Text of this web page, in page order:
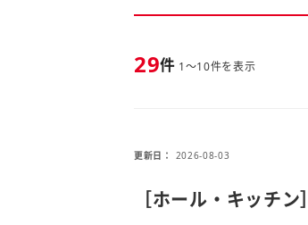
29件 1～10件を表示
更新日 2026-08-03
［ホール・キッチ